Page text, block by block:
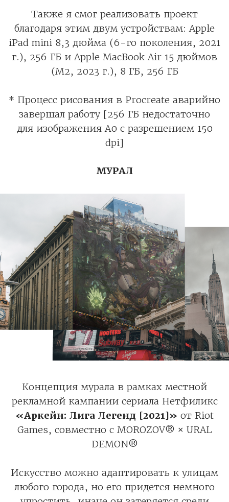
Также я смог реализовать проект
благодаря этим двум устройствам: Apple
iPad mini 8,3 дюйма (6-го поколения, 2021
г.), 256 ГБ и Apple MacBook Air 15 дюймов
(M2, 2023 г.), 8 ГБ, 256 ГБ
* Процесс рисования в Procreate аварийно
завершал работу [256 ГБ недостаточно
для изображения A0 с разрешением 150
dpi]
МУРАЛ
Концепция мурала в рамках местной
рекламной кампании сериала Нетфиликс
«Аркейн: Лига Легенд [2021]» от Riot
Games, совместно с MOROZOV® × URAL
DEMON®
Искусство можно адаптировать к улицам
любого города, но его придется немного